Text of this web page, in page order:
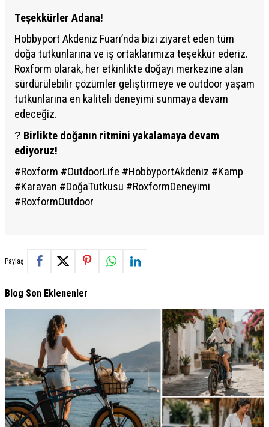
Teşekkürler Adana!
Hobbyport Akdeniz Fuarı’nda bizi ziyaret eden tüm
doğa tutkunlarına ve iş ortaklarımıza teşekkür ederiz.
Roxform olarak, her etkinlikte doğayı merkezine alan
sürdürülebilir çözümler geliştirmeye ve outdoor yaşam
tutkunlarına en kaliteli deneyimi sunmaya devam
edeceğiz.
? Birlikte doğanın ritmini yakalamaya devam
ediyoruz!
#Roxform #OutdoorLife #HobbyportAkdeniz #Kamp
#Karavan #DoğaTutkusu #RoxformDeneyimi
#RoxformOutdoor
Paylaş :
Blog Son Eklenenler